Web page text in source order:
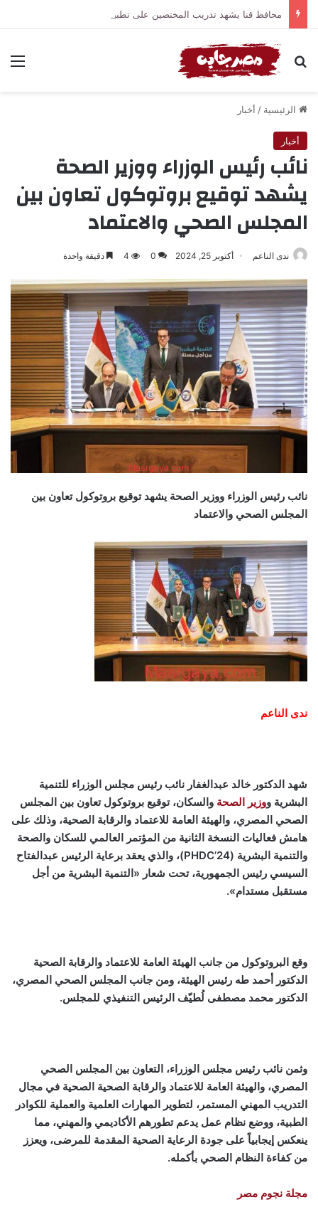
بحث عن
الرئيسية / أخبار
أخبار
نائب رئيس الوزراء ووزير الصحة
يشهد توقيع بروتوكول تعاون بين
المجلس الصحي والاعتماد
ندى الناعم أكتوبر 25, 2024 0
4 دقيقة واحدة
نائب رئيس الوزراء ووزير الصحة يشهد توقيع بروتوكول تعاون بين
المجلس الصحي والاعتماد
ندى الناعم
شهد الدكتور خالد عبدالغفار نائب رئيس مجلس الوزراء للتنمية
البشرية ووزير الصحة والسكان، توقيع بروتوكول تعاون بين المجلس
الصحي المصري، والهيئة العامة للاعتماد والرقابة الصحية، وذلك على
هامش فعاليات النسخة الثانية من المؤتمر العالمي للسكان والصحة
والتنمية البشرية (PHDC’24)، والذي يعقد برعاية الرئيس عبدالفتاح
السيسي رئيس الجمهورية، تحت شعار «التنمية البشرية من أجل
مستقبل مستدام».
وقع البروتوكول من جانب الهيئة العامة للاعتماد والرقابة الصحية
الدكتور أحمد طه رئيس الهيئة، ومن جانب المجلس الصحي المصري،
الدكتور محمد مصطفى لُطيّف الرئيس التنفيذي للمجلس.
وثمن نائب رئيس مجلس الوزراء، التعاون بين المجلس الصحي
المصري، والهيئة العامة للاعتماد والرقابة الصحية الصحية في مجال
التدريب المهني المستمر، لتطوير المهارات العلمية والعملية للكوادر
الطبية، ووضع نظام عمل يدعم تطورهم الأكاديمي والمهني، مما
ينعكس إيجابياً على جودة الرعاية الصحية المقدمة للمرضى، ويعزز
من كفاءة النظام الصحي بأكمله.
مجلة نجوم مصر